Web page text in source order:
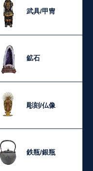
武具/甲冑
鉱石
彫刻/仏像
鉄瓶/銀瓶